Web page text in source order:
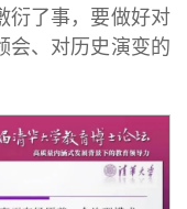
衍了事，要做好对
会、对历史演变的